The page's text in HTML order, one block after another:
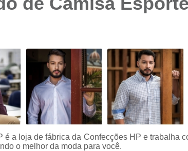
Camisas
Camisas
sociais
listradas
Camisas
sociais
manga
curta
Camisas
sociais
é a loja de fábrica da Confecções HP e trabalha
o melhor da moda para você.